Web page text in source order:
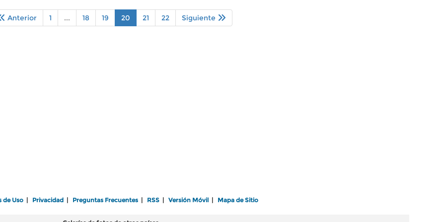
Anterior 1 ... 18 19 20 21 22 Siguiente
de Uso Privacidad Preguntas Frecuentes RSS Versión Móvil Mapa de Sitio